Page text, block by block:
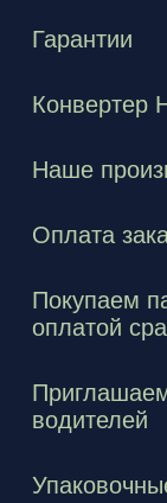
Гарантии
Конвертер
Наше
Оплата
Покупаем
оплатой
водителей